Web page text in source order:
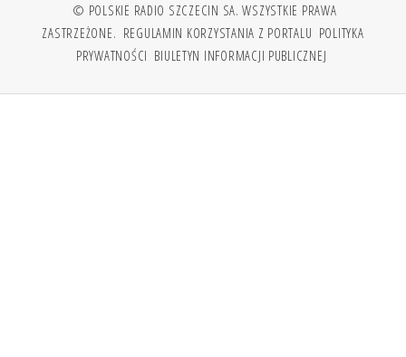
© POLSKIE RADIO SZCZECIN SA. WSZYSTKIE PRAWA
ZASTRZEŻONE. REGULAMIN KORZYSTANIA Z PORTALU POLITYKA
PRYWATNOŚCI BIULETYN INFORMACJI PUBLICZNEJ